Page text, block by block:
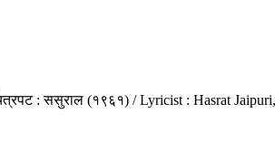
: ससुराल (१९६१) / Lyricist : Hasrat